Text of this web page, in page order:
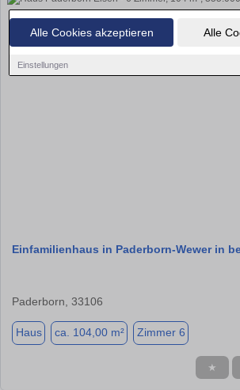
Alle Cookies akzeptieren Alle
Einstellungen
Einfamilienhaus in Paderborn-Wewer in
Paderborn, 33106
Haus ca. 104,00 m² Zimmer 6
★